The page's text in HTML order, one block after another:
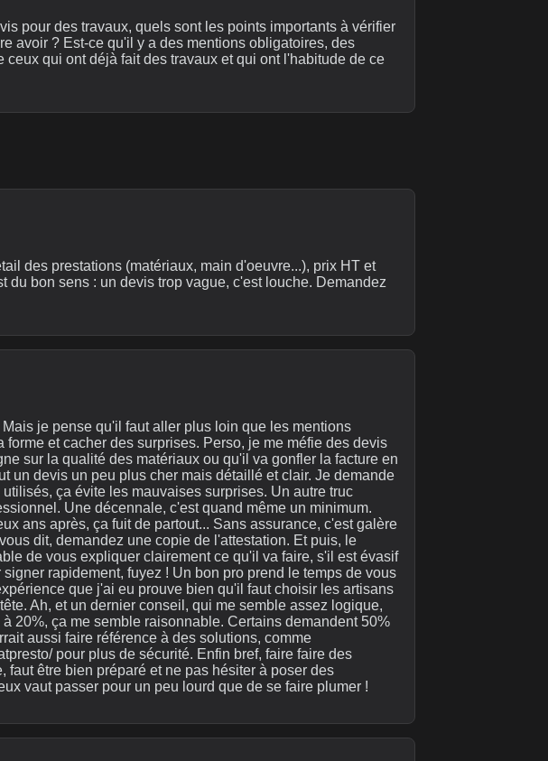
pour des travaux, quels sont les points importants à vérifier
avoir ? Est-ce qu'il y a des mentions obligatoires, des
qui ont déjà fait des travaux et qui ont l'habitude de ce
des prestations (matériaux, main d'oeuvre...), prix HT et
du bon sens : un devis trop vague, c'est louche. Demandez
je pense qu'il faut aller plus loin que les mentions
et cacher des surprises. Perso, je me méfie des devis
sur la qualité des matériaux ou qu'il va gonfler la facture en
un devis un peu plus cher mais détaillé et clair. Je demande
ça évite les mauvaises surprises. Un autre truc
Une décennale, c'est quand même un minimum.
ans après, ça fuit de partout... Sans assurance, c'est galère
dit, demandez une copie de l'attestation. Et puis, le
de vous expliquer clairement ce qu'il va faire, s'il est évasif
rapidement, fuyez ! Un bon pro prend le temps de vous
que j'ai eu prouve bien qu'il faut choisir les artisans
Ah, et un dernier conseil, qui me semble assez logique,
20%, ça me semble raisonnable. Certains demandent 50%
aussi faire référence à des solutions, comme
pour plus de sécurité. Enfin bref, faire faire des
faut être bien préparé et ne pas hésiter à poser des
vaut passer pour un peu lourd que de se faire plumer !